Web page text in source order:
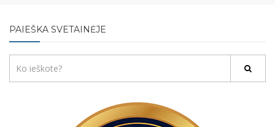
PAIEŠKA SVETAINĖJE